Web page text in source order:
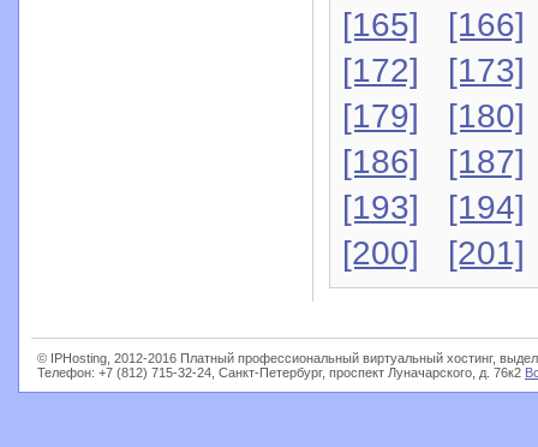
[165]
[166]
[172]
[173]
[179]
[180]
[186]
[187]
[193]
[194]
[200]
[201]
© IPHosting, 2012-2016 Платный профессиональный виртуальный хостинг,
Телефон: +7 (812) 715-32-24, Санкт-Петербург, проспект Луначарского, д. 76к2